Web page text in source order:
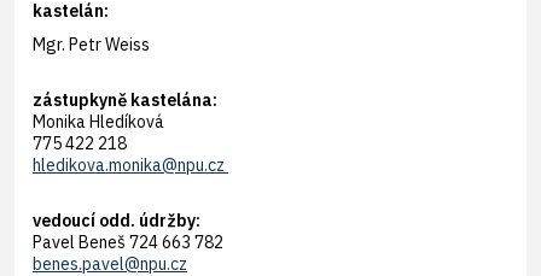
kastelán:
Mgr. Petr Weiss
zástupkyně kastelána:
Monika Hledíková
775 422 218
hledikova.monika@npu.cz
vedoucí odd. údržby:
Pavel Beneš 724 663 782
benes.pavel@npu.cz